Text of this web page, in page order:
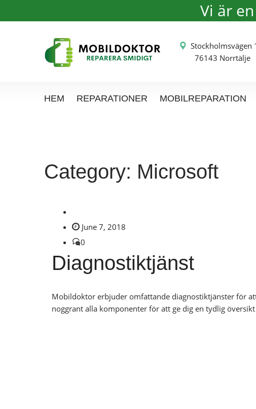
Vi är
76143 Norrtälje
HEM REPARATIONER MOBILREPARATION
Category: Microsoft
June 7, 2018
0
Diagnostiktjänst
Mobildoktor erbjuder omfattande diagnostiktjänster för
noggrant alla komponenter för att ge dig en tydlig